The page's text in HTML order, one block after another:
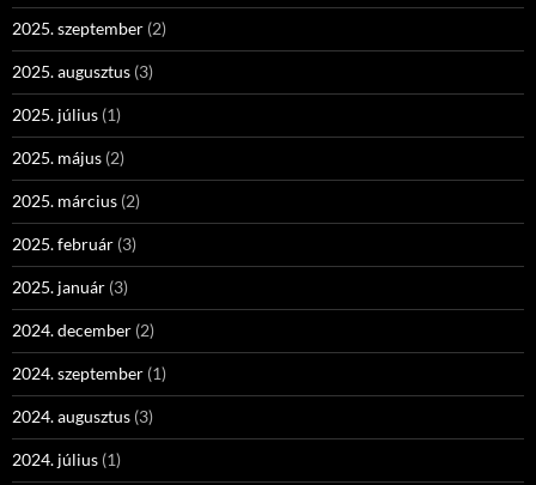
2025. szeptember (2)
2025. augusztus (3)
2025. július (1)
2025. május (2)
2025. március (2)
2025. február (3)
2025. január (3)
2024. december (2)
2024. szeptember (1)
2024. augusztus (3)
2024. július (1)